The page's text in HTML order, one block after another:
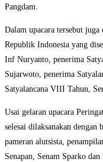
Pangdam.
Dalam upacara tersebut
Republik Indonesia yang
Inf Nuryanto, penerima
Sujarwoto, penerima
Satyalancana VIII Tahun,
Usai gelaran upacara
selesai dilaksanakan dengan
pameran alutsista,
Senapan, Senam Sparko dan